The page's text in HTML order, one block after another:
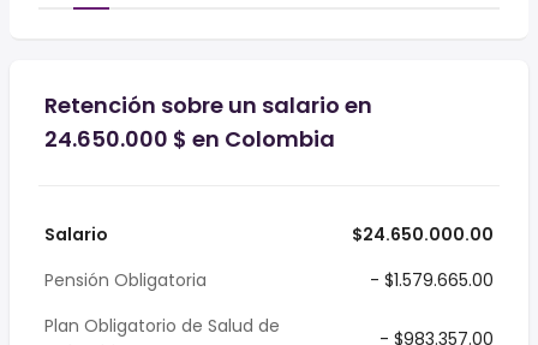
Retención sobre un salario en
24.650.000 $ en Colombia
Salario
$24.650.000.00
Pensión Obligatoria
- $1.579.665.00
Plan Obligatorio de Salud de
- $983.357.00